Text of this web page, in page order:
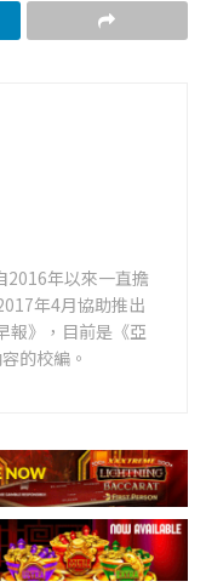
2016年以來一直擔
年4月協助推出
報》，目前是《亞
的校編。